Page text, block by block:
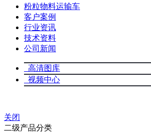
粉粒物料运输车
客户案例
行业资讯
技术资料
公司新闻
高清图库
视频中心
关闭
二级产品分类